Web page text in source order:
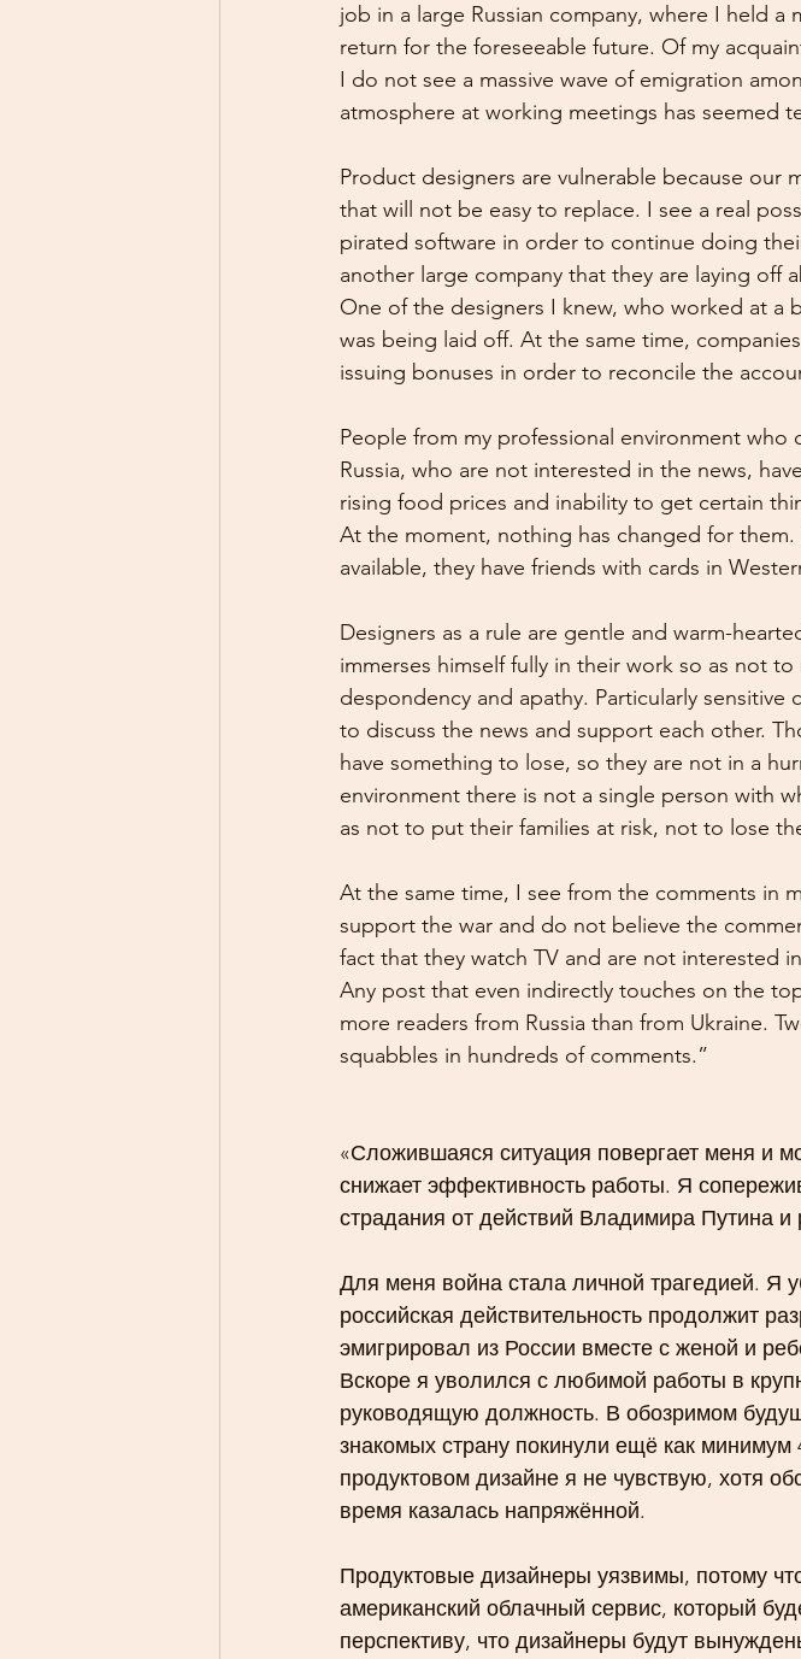
job in a large Russian company, where I held
return for the foreseeable future. Of my
I do not see a massive wave of emigration
atmosphere at working meetings has seemed
Product designers are vulnerable because our
that will not be easy to replace. I see a real
pirated software in order to continue doing
another large company that they are laying off
One of the designers I knew, who worked at a
was being laid off. At the same time,
issuing bonuses in order to reconcile the
People from my professional environment
Russia, who are not interested in the news,
rising food prices and inability to get certain
At the moment, nothing has changed for
available, they have friends with cards in
Designers as a rule are gentle and warm-
immerses himself fully in their work so as not
despondency and apathy. Particularly
to discuss the news and support each other.
have something to lose, so they are not in a
environment there is not a single person with
as not to put their families at risk, not to lose
At the same time, I see from the comments in
support the war and do not believe the
fact that they watch TV and are not interested
Any post that even indirectly touches on the
more readers from Russia than from Ukraine.
squabbles in hundreds of comments.”
«Сложившаяся ситуация повергает меня и
снижает эффективность работы. Я
страдания от действий Владимира Путина и
Для меня война стала личной трагедией. Я
российская действительность продолжит
эмигрировал из России вместе с женой и
Вскоре я уволился с любимой работы в
руководящую должность. В обозримом
знакомых страну покинули ещё как
продуктовом дизайне я не чувствую, хотя
время казалась напряжённой.
Продуктовые дизайнеры уязвимы, потому
американский облачный сервис, который
перспективу, что дизайнеры будут